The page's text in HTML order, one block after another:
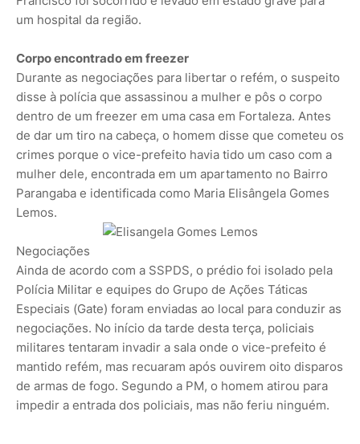
um hospital da região.
Corpo encontrado em freezer
Durante as negociações para libertar o refém, o suspeito
disse à polícia que assassinou a mulher e pôs o corpo
dentro de um freezer em uma casa em Fortaleza. Antes
de dar um tiro na cabeça, o homem disse que cometeu os
crimes porque o vice-prefeito havia tido um caso com a
mulher dele, encontrada em um apartamento no Bairro
Parangaba e identificada como Maria Elisângela Gomes
Lemos.
Negociações
Ainda de acordo com a SSPDS, o prédio foi isolado pela
Polícia Militar e equipes do Grupo de Ações Táticas
Especiais (Gate) foram enviadas ao local para conduzir as
negociações. No início da tarde desta terça, policiais
militares tentaram invadir a sala onde o vice-prefeito é
mantido refém, mas recuaram após ouvirem oito disparos
de armas de fogo. Segundo a PM, o homem atirou para
impedir a entrada dos policiais, mas não feriu ninguém.